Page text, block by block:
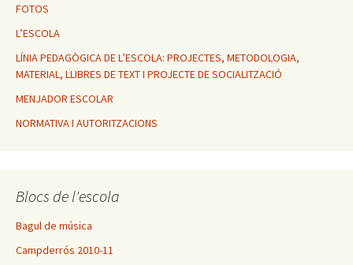
FOTOS
L’ESCOLA
LÍNIA PEDAGÒGICA DE L’ESCOLA: PROJECTES, METODOLOGIA,
MATERIAL, LLIBRES DE TEXT I PROJECTE DE SOCIALITZACIÓ
MENJADOR ESCOLAR
NORMATIVA I AUTORITZACIONS
Blocs de l'escola
Bagul de música
Campderrós 2010-11